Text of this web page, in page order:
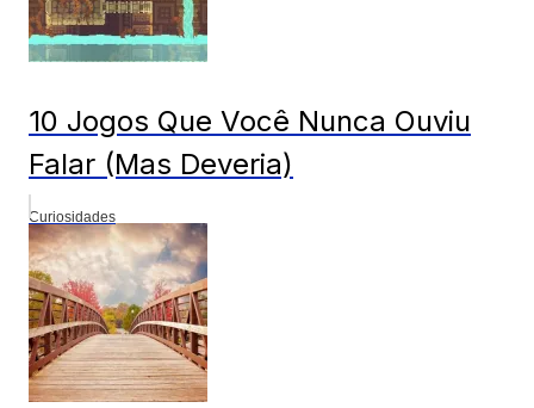
10 Jogos Que Você Nunca Ouviu
Falar (Mas Deveria)
Curiosidades